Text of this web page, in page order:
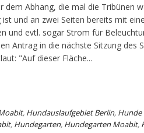
dem Abhang, die mal die Tribünen
und an zwei Seiten bereits mit
und evtl. sogar Strom für
Antrag in die nächste Sitzung des
"Auf dieser Fläche...
, Hundauslaufgebiet Berlin,
, Hundegarten, Hundegarten Moabit,